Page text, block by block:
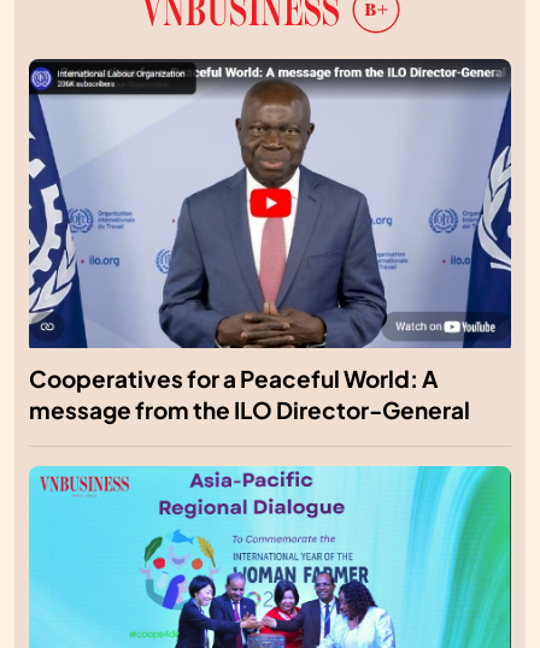
Cooperatives for a Peaceful World: A
message from the ILO Director-General